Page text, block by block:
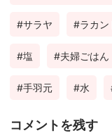
サラヤ ラカン
塩 夫婦ごはん
手羽元 水
コメントを残す